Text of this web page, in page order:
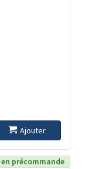
Ajouter
en précommande